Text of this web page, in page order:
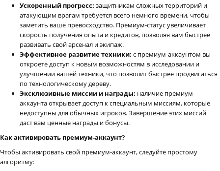
Ускоренный прогресс: защитникам сложных территорий и
атакующим врагам требуется всего немного времени, чтобы
заметить ваше превосходство. Премиум-статус увеличивает
скорость получения опыта и кредитов, позволяя вам быстрее
развивать свой арсенал и экипаж.
Эффективное развитие техники: с премиум-аккаунтом вы
откроете доступ к новым возможностям в исследовании и
улучшении вашей техники, что позволит быстрее продвигаться
по технологическому дереву.
Эксклюзивные миссии и награды: наличие премиум-
аккаунта открывает доступ к специальным миссиям, которые
недоступны для обычных игроков. Завершение этих миссий
даст вам ценные награды и бонусы.
Как активировать премиум-аккаунт?
Чтобы активировать свой премиум-аккаунт, следуйте простому
алгоритму: